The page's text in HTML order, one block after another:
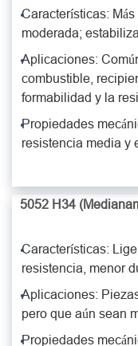
Características:
moderada;
Aplicaciones:
combustible,
formabilidad y la
Propiedades
resistencia media y
5052 H34
Características:
resistencia, menor
Aplicaciones:
pero que aún sean
Propiedades